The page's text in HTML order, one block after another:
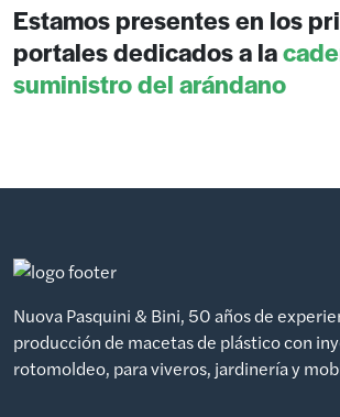
Estamos presentes en los
portales dedicados a la
suministro del arándano
Nuova Pasquini & Bini, 50 años de
producción de macetas de plástico con
rotomoldeo, para viveros, jardinería y